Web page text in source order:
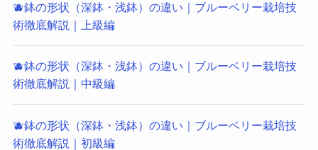
🫐鉢の形状（深鉢・浅鉢）の違い｜ブルーベリー栽培技
術徹底解説｜上級編
🫐鉢の形状（深鉢・浅鉢）の違い｜ブルーベリー栽培技
術徹底解説｜中級編
🫐鉢の形状（深鉢・浅鉢）の違い｜ブルーベリー栽培技
術徹底解説｜初級編